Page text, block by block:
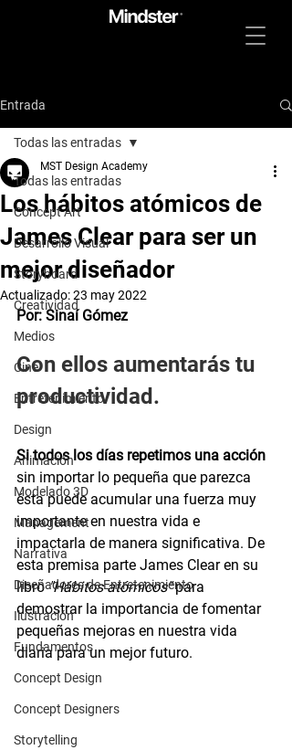
Entrada
Todas las entradas
Concept Art
Desarrollo Visual
Storyboard
Creatividad
Medios
Cine
Entretenimiento
Design
Animación
Modelado 3D
Management
Narrativa
Diseñadores de Entretenimiento
Ilustración
Fundamentos
Concept Design
Concept Designers
Storytelling
Todas las entradas
Los hábitos atómicos de
James Clear para ser un
mejor diseñador
MST Design Academy
Actualizado:23 may 2022
Por: Sinaí Gómez
Con ellos aumentarás tu
productividad.
Si todos los días repetimos una acción
sin importar lo pequeña que parezca
ésta puede acumular una fuerza muy
importante en nuestra vida e
impactarla de manera significativa. De
esta premisa parte James Clear en su
libro "Hábitos atómicos" para
demostrar la importancia de fomentar
pequeñas mejoras en nuestra vida
diaria para un mejor futuro.